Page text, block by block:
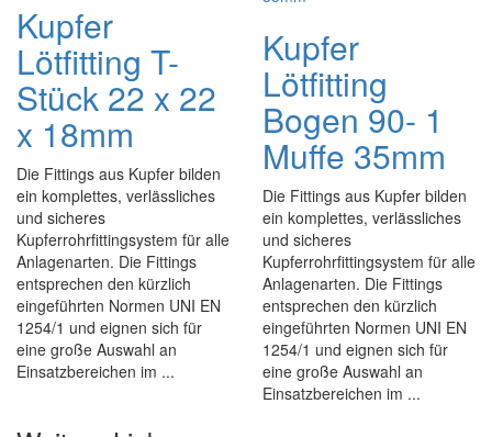
Kupfer
Lötfitting T-
Stück 22 x 22
x 18mm
Die Fittings aus Kupfer bilden
ein komplettes, verlässliches
und sicheres
Kupferrohrfittingsystem für alle
Anlagenarten. Die Fittings
entsprechen den kürzlich
eingeführten Normen UNI EN
1254/1 und eignen sich für
eine große Auswahl an
Einsatzbereichen im ...
Kupfer
Lötfitting
Bogen 90- 1
Muffe 35mm
Die Fittings aus Kupfer bilden
ein komplettes, verlässliches
und sicheres
Kupferrohrfittingsystem für alle
Anlagenarten. Die Fittings
entsprechen den kürzlich
eingeführten Normen UNI EN
1254/1 und eignen sich für
eine große Auswahl an
Einsatzbereichen im ...